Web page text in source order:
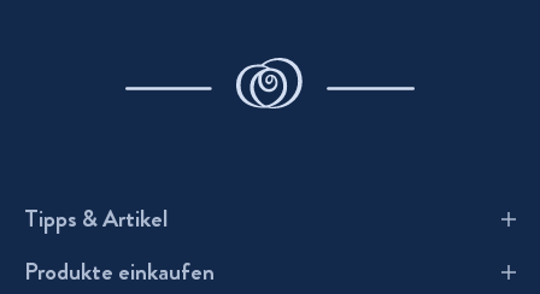
Tipps & Artikel
Wie benutzt man Lenor?
Produkte einkaufen